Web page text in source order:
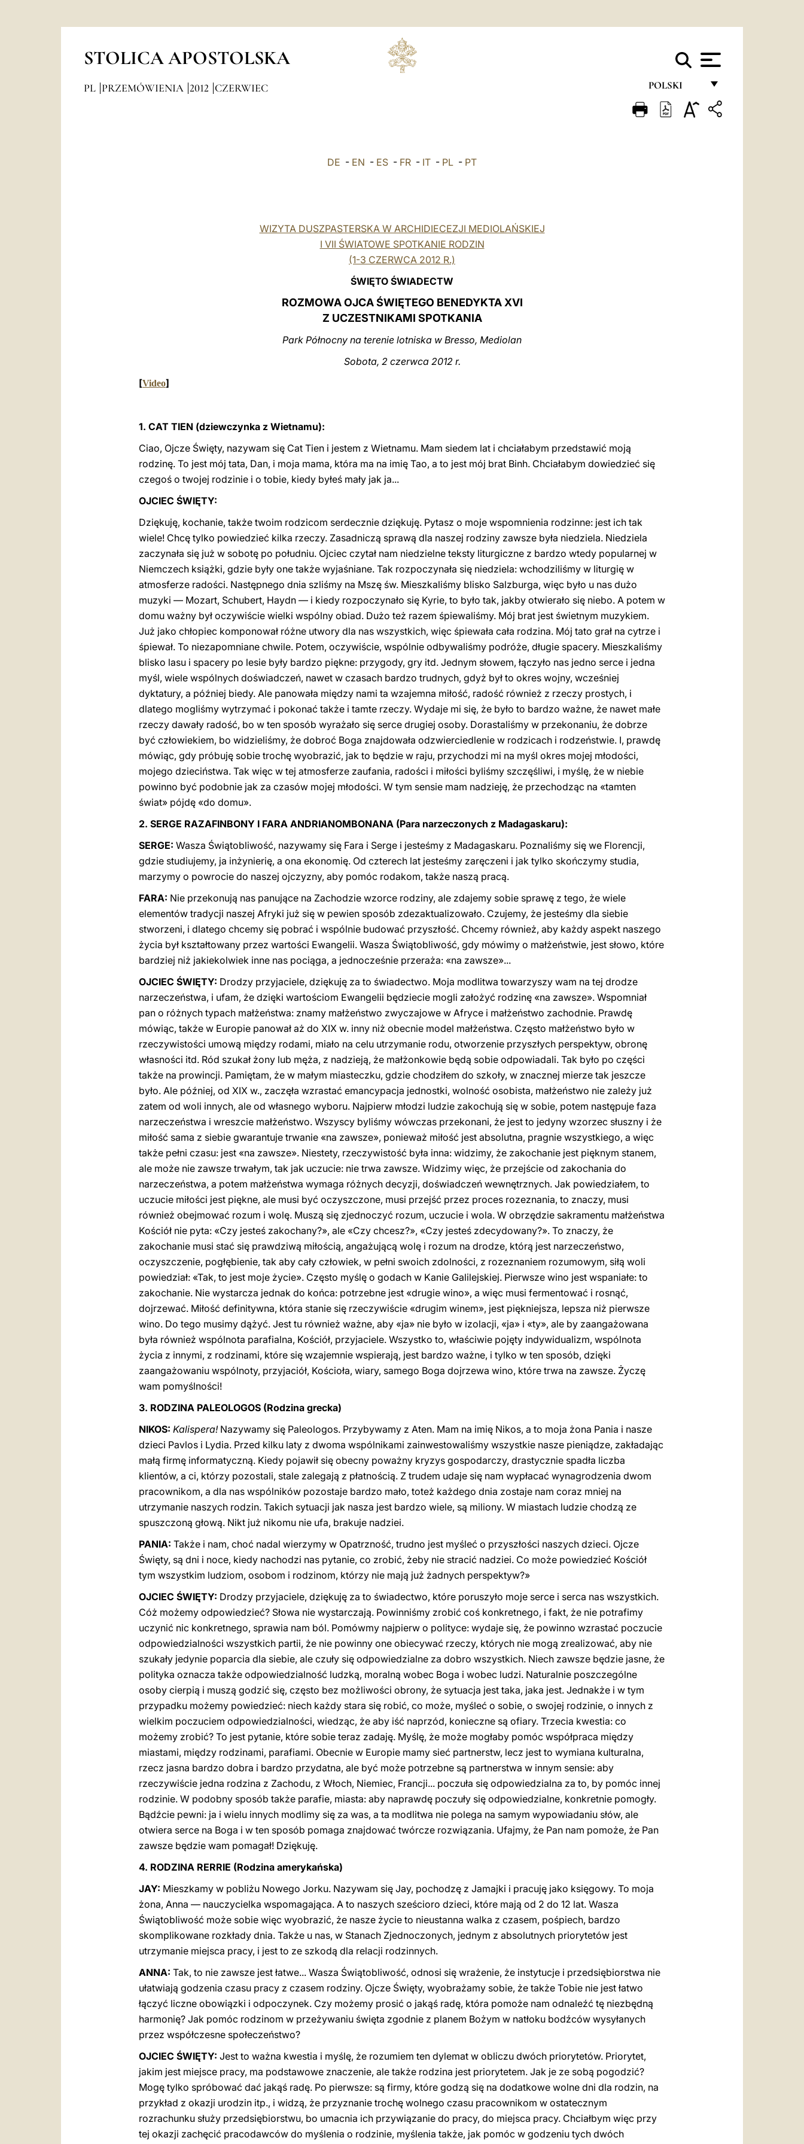
STOLICA APOSTOLSKA
POLSKI
FRANÇAIS
PL PRZEMÓWIENIA 2012 CZERWIEC
DE - EN - ES - FR - IT - PL - PT
WIZYTA DUSZPASTERSKA W ARCHIDIECEZJI MEDIOLAŃSKIEJ
I VII ŚWIATOWE SPOTKANIE RODZIN
(1-3 CZERWCA 2012 R.)
ŚWIĘTO ŚWIADECTW
ROZMOWA OJCA ŚWIĘTEGO BENEDYKTA XVI
Z UCZESTNIKAMI SPOTKANIA
Park Północny na terenie lotniska w Bresso, Mediolan
Sobota, 2 czerwca 2012 r.
[Video]
1. CAT TIEN (dziewczynka z Wietnamu):
Ciao, Ojcze Święty, nazywam się Cat Tien i jestem z Wietnamu. Mam siedem lat i chciałabym przedstawić moją
rodzinę. To jest mój tata, Dan, i moja mama, która ma na imię Tao, a to jest mój brat Binh. Chciałabym dowiedzieć się
czegoś o twojej rodzinie i o tobie, kiedy byłeś mały jak ja...
OJCIEC ŚWIĘTY:
Dziękuję, kochanie, także twoim rodzicom serdecznie dziękuję. Pytasz o moje wspomnienia rodzinne: jest ich tak
wiele! Chcę tylko powiedzieć kilka rzeczy. Zasadniczą sprawą dla naszej rodziny zawsze była niedziela. Niedziela
zaczynała się już w sobotę po południu. Ojciec czytał nam niedzielne teksty liturgiczne z bardzo wtedy popularnej w
Niemczech książki, gdzie były one także wyjaśniane. Tak rozpoczynała się niedziela: wchodziliśmy w liturgię w
atmosferze radości. Następnego dnia szliśmy na Mszę św. Mieszkaliśmy blisko Salzburga, więc było u nas dużo
muzyki — Mozart, Schubert, Haydn — i kiedy rozpoczynało się Kyrie, to było tak, jakby otwierało się niebo. A potem w
domu ważny był oczywiście wielki wspólny obiad. Dużo też razem śpiewaliśmy. Mój brat jest świetnym muzykiem.
Już jako chłopiec komponował różne utwory dla nas wszystkich, więc śpiewała cała rodzina. Mój tato grał na cytrze i
śpiewał. To niezapomniane chwile. Potem, oczywiście, wspólnie odbywaliśmy podróże, długie spacery. Mieszkaliśmy
blisko lasu i spacery po lesie były bardzo piękne: przygody, gry itd. Jednym słowem, łączyło nas jedno serce i jedna
myśl, wiele wspólnych doświadczeń, nawet w czasach bardzo trudnych, gdyż był to okres wojny, wcześniej
dyktatury, a później biedy. Ale panowała między nami ta wzajemna miłość, radość również z rzeczy prostych, i
dlatego mogliśmy wytrzymać i pokonać także i tamte rzeczy. Wydaje mi się, że było to bardzo ważne, że nawet małe
rzeczy dawały radość, bo w ten sposób wyrażało się serce drugiej osoby. Dorastaliśmy w przekonaniu, że dobrze
być człowiekiem, bo widzieliśmy, że dobroć Boga znajdowała odzwierciedlenie w rodzicach i rodzeństwie. I, prawdę
mówiąc, gdy próbuję sobie trochę wyobrazić, jak to będzie w raju, przychodzi mi na myśl okres mojej młodości,
mojego dzieciństwa. Tak więc w tej atmosferze zaufania, radości i miłości byliśmy szczęśliwi, i myślę, że w niebie
powinno być podobnie jak za czasów mojej młodości. W tym sensie mam nadzieję, że przechodząc na «tamten
świat» pójdę «do domu».
2. SERGE RAZAFINBONY I FARA ANDRIANOMBONANA (Para narzeczonych z Madagaskaru):
SERGE: Wasza Świątobliwość, nazywamy się Fara i Serge i jesteśmy z Madagaskaru. Poznaliśmy się we Florencji,
gdzie studiujemy, ja inżynierię, a ona ekonomię. Od czterech lat jesteśmy zaręczeni i jak tylko skończymy studia,
marzymy o powrocie do naszej ojczyzny, aby pomóc rodakom, także naszą pracą.
FARA: Nie przekonują nas panujące na Zachodzie wzorce rodziny, ale zdajemy sobie sprawę z tego, że wiele
elementów tradycji naszej Afryki już się w pewien sposób zdezaktualizowało. Czujemy, że jesteśmy dla siebie
stworzeni, i dlatego chcemy się pobrać i wspólnie budować przyszłość. Chcemy również, aby każdy aspekt naszego
życia był kształtowany przez wartości Ewangelii. Wasza Świątobliwość, gdy mówimy o małżeństwie, jest słowo, które
bardziej niż jakiekolwiek inne nas pociąga, a jednocześnie przeraża: «na zawsze»...
OJCIEC ŚWIĘTY: Drodzy przyjaciele, dziękuję za to świadectwo. Moja modlitwa towarzyszy wam na tej drodze
narzeczeństwa, i ufam, że dzięki wartościom Ewangelii będziecie mogli założyć rodzinę «na zawsze». Wspomniał
pan o różnych typach małżeństwa: znamy małżeństwo zwyczajowe w Afryce i małżeństwo zachodnie. Prawdę
mówiąc, także w Europie panował aż do XIX w. inny niż obecnie model małżeństwa. Często małżeństwo było w
rzeczywistości umową między rodami, miało na celu utrzymanie rodu, otworzenie przyszłych perspektyw, obronę
własności itd. Ród szukał żony lub męża, z nadzieją, że małżonkowie będą sobie odpowiadali. Tak było po części
także na prowincji. Pamiętam, że w małym miasteczku, gdzie chodziłem do szkoły, w znacznej mierze tak jeszcze
było. Ale później, od XIX w., zaczęła wzrastać emancypacja jednostki, wolność osobista, małżeństwo nie zależy już
zatem od woli innych, ale od własnego wyboru. Najpierw młodzi ludzie zakochują się w sobie, potem następuje faza
narzeczeństwa i wreszcie małżeństwo. Wszyscy byliśmy wówczas przekonani, że jest to jedyny wzorzec słuszny i że
miłość sama z siebie gwarantuje trwanie «na zawsze», ponieważ miłość jest absolutna, pragnie wszystkiego, a więc
także pełni czasu: jest «na zawsze». Niestety, rzeczywistość była inna: widzimy, że zakochanie jest pięknym stanem,
ale może nie zawsze trwałym, tak jak uczucie: nie trwa zawsze. Widzimy więc, że przejście od zakochania do
narzeczeństwa, a potem małżeństwa wymaga różnych decyzji, doświadczeń wewnętrznych. Jak powiedziałem, to
uczucie miłości jest piękne, ale musi być oczyszczone, musi przejść przez proces rozeznania, to znaczy, musi
również obejmować rozum i wolę. Muszą się zjednoczyć rozum, uczucie i wola. W obrzędzie sakramentu małżeństwa
Kościół nie pyta: «Czy jesteś zakochany?», ale «Czy chcesz?», «Czy jesteś zdecydowany?». To znaczy, że
zakochanie musi stać się prawdziwą miłością, angażującą wolę i rozum na drodze, którą jest narzeczeństwo,
oczyszczenie, pogłębienie, tak aby cały człowiek, w pełni swoich zdolności, z rozeznaniem rozumowym, siłą woli
powiedział: «Tak, to jest moje życie». Często myślę o godach w Kanie Galilejskiej. Pierwsze wino jest wspaniałe: to
zakochanie. Nie wystarcza jednak do końca: potrzebne jest «drugie wino», a więc musi fermentować i rosnąć,
dojrzewać. Miłość definitywna, która stanie się rzeczywiście «drugim winem», jest piękniejsza, lepsza niż pierwsze
wino. Do tego musimy dążyć. Jest tu również ważne, aby «ja» nie było w izolacji, «ja» i «ty», ale by zaangażowana
była również wspólnota parafialna, Kościół, przyjaciele. Wszystko to, właściwie pojęty indywidualizm, wspólnota
życia z innymi, z rodzinami, które się wzajemnie wspierają, jest bardzo ważne, i tylko w ten sposób, dzięki
zaangażowaniu wspólnoty, przyjaciół, Kościoła, wiary, samego Boga dojrzewa wino, które trwa na zawsze. Życzę
wam pomyślności!
3. RODZINA PALEOLOGOS (Rodzina grecka)
NIKOS: Kalispera!Nazywamy się Paleologos. Przybywamy z Aten. Mam na imię Nikos, a to moja żona Pania i nasze
dzieci Pavlos i Lydia. Przed kilku laty z dwoma wspólnikami zainwestowaliśmy wszystkie nasze pieniądze, zakładając
małą firmę informatyczną. Kiedy pojawił się obecny poważny kryzys gospodarczy, drastycznie spadła liczba
klientów, a ci, którzy pozostali, stale zalegają z płatnością. Z trudem udaje się nam wypłacać wynagrodzenia dwom
pracownikom, a dla nas wspólników pozostaje bardzo mało, toteż każdego dnia zostaje nam coraz mniej na
utrzymanie naszych rodzin. Takich sytuacji jak nasza jest bardzo wiele, są miliony. W miastach ludzie chodzą ze
spuszczoną głową. Nikt już nikomu nie ufa, brakuje nadziei.
PANIA: Także i nam, choć nadal wierzymy w Opatrzność, trudno jest myśleć o przyszłości naszych dzieci. Ojcze
Święty, są dni i noce, kiedy nachodzi nas pytanie, co zrobić, żeby nie stracić nadziei. Co może powiedzieć Kościół
tym wszystkim ludziom, osobom i rodzinom, którzy nie mają już żadnych perspektyw?»
OJCIEC ŚWIĘTY: Drodzy przyjaciele, dziękuję za to świadectwo, które poruszyło moje serce i serca nas wszystkich.
Cóż możemy odpowiedzieć? Słowa nie wystarczają. Powinniśmy zrobić coś konkretnego, i fakt, że nie potrafimy
uczynić nic konkretnego, sprawia nam ból. Pomówmy najpierw o polityce: wydaje się, że powinno wzrastać poczucie
odpowiedzialności wszystkich partii, że nie powinny one obiecywać rzeczy, których nie mogą zrealizować, aby nie
szukały jedynie poparcia dla siebie, ale czuły się odpowiedzialne za dobro wszystkich. Niech zawsze będzie jasne, że
polityka oznacza także odpowiedzialność ludzką, moralną wobec Boga i wobec ludzi. Naturalnie poszczególne
osoby cierpią i muszą godzić się, często bez możliwości obrony, że sytuacja jest taka, jaka jest. Jednakże i w tym
przypadku możemy powiedzieć: niech każdy stara się robić, co może, myśleć o sobie, o swojej rodzinie, o innych z
wielkim poczuciem odpowiedzialności, wiedząc, że aby iść naprzód, konieczne są ofiary. Trzecia kwestia: co
możemy zrobić? To jest pytanie, które sobie teraz zadaję. Myślę, że może mogłaby pomóc współpraca między
miastami, między rodzinami, parafiami. Obecnie w Europie mamy sieć partnerstw, lecz jest to wymiana kulturalna,
rzecz jasna bardzo dobra i bardzo przydatna, ale być może potrzebne są partnerstwa w innym sensie: aby
rzeczywiście jedna rodzina z Zachodu, z Włoch, Niemiec, Francji... poczuła się odpowiedzialna za to, by pomóc innej
rodzinie. W podobny sposób także parafie, miasta: aby naprawdę poczuły się odpowiedzialne, konkretnie pomogły.
Bądźcie pewni: ja i wielu innych modlimy się za was, a ta modlitwa nie polega na samym wypowiadaniu słów, ale
otwiera serce na Boga i w ten sposób pomaga znajdować twórcze rozwiązania. Ufajmy, że Pan nam pomoże, że Pan
zawsze będzie wam pomagał! Dziękuję.
4. RODZINA RERRIE (Rodzina amerykańska)
JAY: Mieszkamy w pobliżu Nowego Jorku. Nazywam się Jay, pochodzę z Jamajki i pracuję jako księgowy. To moja
żona, Anna — nauczycielka wspomagająca. A to naszych sześcioro dzieci, które mają od 2 do 12 lat. Wasza
Świątobliwość może sobie więc wyobrazić, że nasze życie to nieustanna walka z czasem, pośpiech, bardzo
skomplikowane rozkłady dnia. Także u nas, w Stanach Zjednoczonych, jednym z absolutnych priorytetów jest
utrzymanie miejsca pracy, i jest to ze szkodą dla relacji rodzinnych.
ANNA: Tak, to nie zawsze jest łatwe... Wasza Świątobliwość, odnosi się wrażenie, że instytucje i przedsiębiorstwa nie
ułatwiają godzenia czasu pracy z czasem rodziny. Ojcze Święty, wyobrażamy sobie, że także Tobie nie jest łatwo
łączyć liczne obowiązki i odpoczynek. Czy możemy prosić o jakąś radę, która pomoże nam odnaleźć tę niezbędną
harmonię? Jak pomóc rodzinom w przeżywaniu święta zgodnie z planem Bożym w natłoku bodźców wysyłanych
przez współczesne społeczeństwo?
OJCIEC ŚWIĘTY: Jest to ważna kwestia i myślę, że rozumiem ten dylemat w obliczu dwóch priorytetów. Priorytet,
jakim jest miejsce pracy, ma podstawowe znaczenie, ale także rodzina jest priorytetem. Jak je ze sobą pogodzić?
Mogę tylko spróbować dać jakąś radę. Po pierwsze: są firmy, które godzą się na dodatkowe wolne dni dla rodzin, na
przykład z okazji urodzin itp., i widzą, że przyznanie trochę wolnego czasu pracownikom w ostatecznym
rozrachunku służy przedsiębiorstwu, bo umacnia ich przywiązanie do pracy, do miejsca pracy. Chciałbym więc przy
tej okazji zachęcić pracodawców do myślenia o rodzinie, myślenia także, jak pomóc w godzeniu tych dwóch